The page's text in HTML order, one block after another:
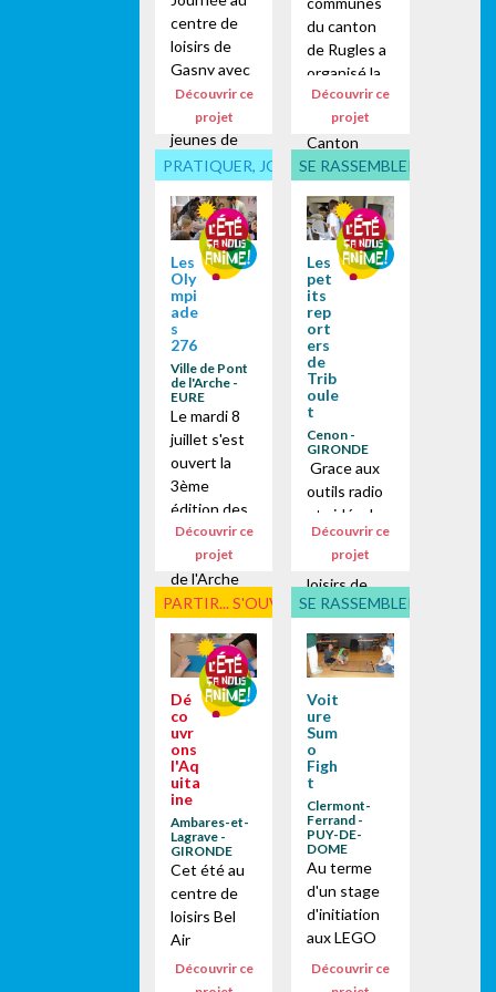
pour...
centre de
loisirs de
Gasny avec
une
quinzaine de
jeunes de
l'espace
jeune de
Pacy-sur-
Eure sur le
thème de
l'évolution
du jeu vidéo.
Découvrir ce
projet
du canton
de Rugles a
organisé la
7ème
édition du
Canton
d'été sur la
Liberté". Cet
événement
s'est
déroulé du
29 juin au 14
juillet. Sur
place plus
de 60...
Découvrir ce
projet
PRATIQUER, JOUER... ENSEMBLE
Les
Oly
mpi
ade
s
276
Ville de Pont
de l'Arche -
EURE
Le mardi 8
juillet s'est
ouvert la
3ème
édition des
Olympiades
276 à Pont
de l'Arche
réunissant
de loisirs
des
départemen
ts de l'Eure,
de Seine-
Maritime, du
Calvados et
d'Eure et
Loir....
Découvrir ce
projet
SE RASSEMBLER,
Les
pet
its
rep
ort
ers
de
Trib
oule
t
Cenon -
GIRONDE
Grace aux
outils radio
et vidéo, les
enfants du
centre de
loisirs de
Triboulet
ont été
sensibilisés
aux médias.
Les ateliers
mis en place
leur ont
ainsi permis
de découvrir
une
nouvelle
méthode
pour
exprimer
leurs...
Découvrir ce
projet
PARTIR... S'OUVRIR
Dé
co
uvr
ons
l'Aq
uita
ine
Ambares-et-
Lagrave -
GIRONDE
Cet été au
centre de
loisirs Bel
Air
maternel,
l’équipe
Découvrir ce
SE RASSEMBLER,
Voit
ure
Sum
o
Figh
t
Clermont-
Ferrand -
PUY-DE-
DOME
Au terme
d'un stage
d'initiation
aux LEGO
techniques,
Découvrir ce